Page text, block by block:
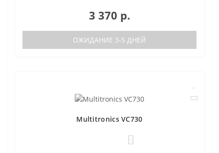
3 370 р.
ОЖИДАНИЕ 3-5 ДНЕЙ
Multitronics VC730